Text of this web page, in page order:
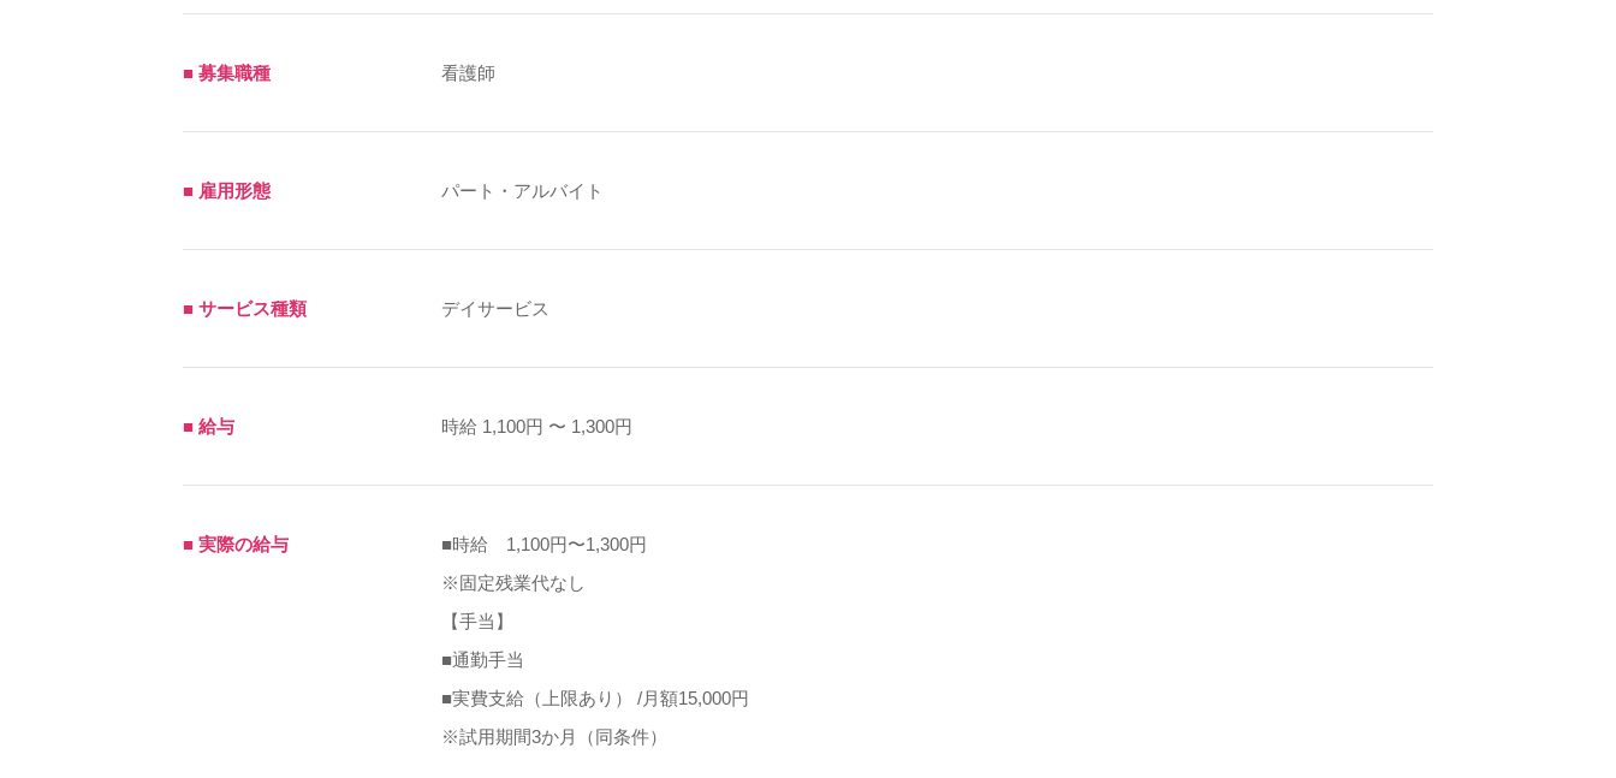
■ 募集職種 看護師
■ 雇用形態 パート・アルバイト
■ サービス種類 デイサービス
■ 給与 時給 1,100円 〜 1,300円
■ 実際の給与
■時給 1,100円〜1,300円
※固定残業代なし
【手当】
■通勤手当
■実費支給（上限あり） /月額15,000円
※試用期間3か月（同条件）